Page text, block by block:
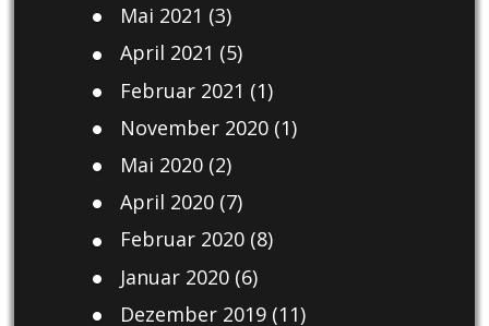
Mai 2021 (3)
April 2021 (5)
Februar 2021 (1)
November 2020(1)
Mai 2020(2)
April 2020(7)
Februar 2020(8)
Januar 2020(6)
Dezember 2019(11)